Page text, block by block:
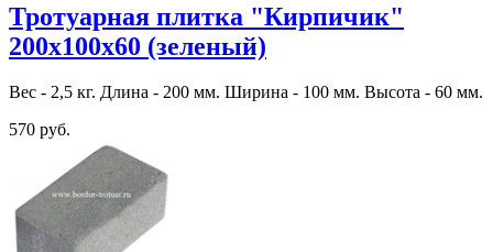
Тротуарная плитка "Кирпичик"
200х100х60 (зеленый)
Вес - 2,5 кг. Длина - 200 мм. Ширина - 100 мм. Высота - 60 мм.
570 руб.